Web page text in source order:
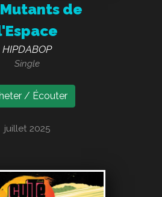
de
HIPDABOP
Single
/ Écouter
juillet 2025